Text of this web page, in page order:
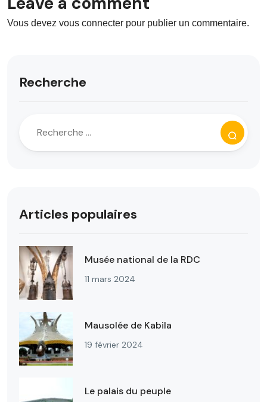
Vous devez vous connecter pour publier un commentaire.
Recherche
Articles populaires
Musée national de la RDC
11 mars 2024
Mausolée de Kabila
19 février 2024
Le palais du peuple